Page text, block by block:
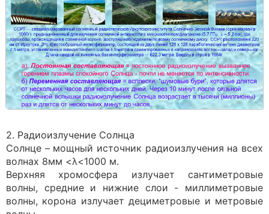
2. Радиоизлучение Солнца
Солнце – мощный источник радиоизлучения на всех
волнах 8мм <λ<1000 м.
Верхняя хромосфера излучает сантиметровые
волны, средние и нижние слои - миллиметровые
волны, корона излучает дециметровые и метровые